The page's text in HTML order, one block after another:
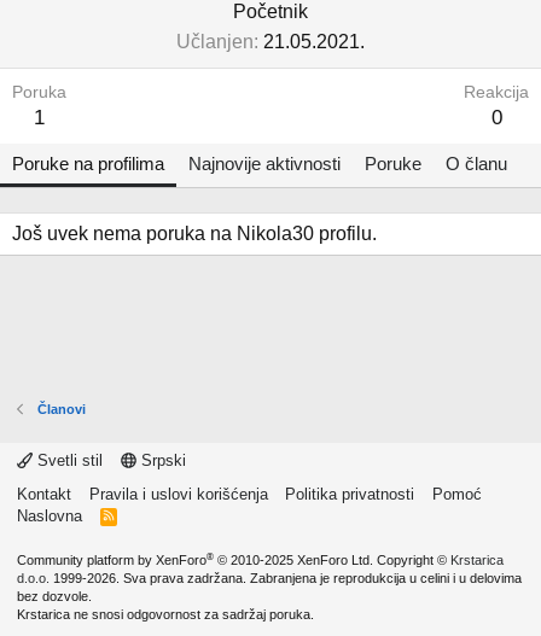
Početnik
Učlanjen 21.05.2021.
Poruka
1
Reakcija
0
Poruke na profilima Najnovije aktivnosti Poruke O članu
Još uvek nema poruka na Nikola30 profilu.
Članovi
Svetli stil
Srpski
Kontakt
Pravila i uslovi korišćenja Politika privatnosti
Pomoć
Naslovna
R
Community platform by XenForo® © 2010-2025 XenForo Ltd. Copyright © Krstarica
d.o.o. 1999-2026. Sva prava zadržana. Zabranjena je reprodukcija u celini i u delovima
bez dozvole.
Krstarica ne snosi odgovornost za sadržaj poruka.